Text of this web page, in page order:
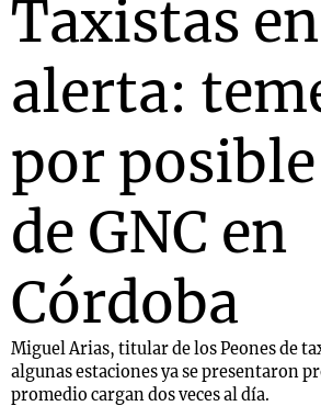
Taxistas en
alerta:
por
de GNC en
Córdoba
Miguel Arias, titular de los Peones de
algunas estaciones ya se presentaron
promedio cargan dos veces al día.